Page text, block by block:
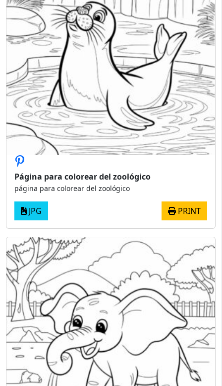
Página para colorear del zoológico
página para colorear del zoológico
JPG PRINT